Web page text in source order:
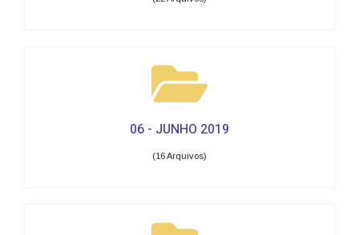
06 - JUNHO 2019
(16 Arquivos)